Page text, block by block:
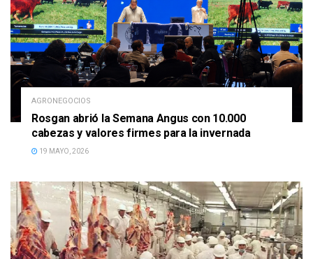
AGRONEGOCIOS
Rosgan abrió la Semana Angus con 10.000
cabezas y valores firmes para la invernada
19 MAYO, 2026